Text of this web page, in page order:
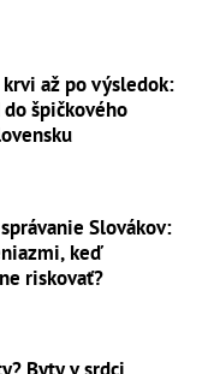
až po výsledok:
špičkového
Slovákov:
keď
riskovať?